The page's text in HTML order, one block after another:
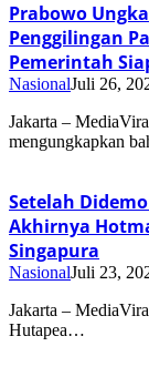
Prabowo
Penggilingan
Pemerintah
NasionalJuli 26,
Jakarta –
mengungkapkan
Setelah
Akhirnya
Singapura
NasionalJuli 23,
Jakarta –
Hutapea…